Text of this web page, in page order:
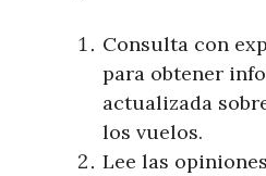
Consulta con
para obtener
actualizada
los vuelos.
Lee las